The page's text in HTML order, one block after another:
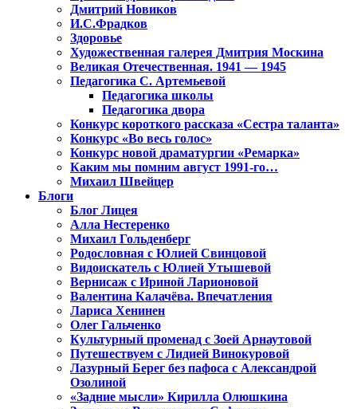
Дмитрий Новиков
И.С.Фрадков
Здоровье
Художественная галерея Дмитрия Москина
Великая Отечественная. 1941 — 1945
Педагогика С. Артемьевой
Педагогика школы
Педагогика двора
Конкурс короткого рассказа «Сестра таланта»
Конкурс «Во весь голос»
Конкурс новой драматургии «Ремарка»
Каким мы помним август 1991-го…
Михаил Швейцер
Блоги
Блог Лицея
Алла Нестеренко
Михаил Гольденберг
Родословная с Юлией Свинцовой
Видоискатель с Юлией Утышевой
Вернисаж с Ириной Ларионовой
Валентина Калачёва. Впечатления
Лариса Хенинен
Олег Гальченко
Культурный променад с Зоей Арнаутовой
Путешествуем с Лидией Винокуровой
Лазурный Берег без пафоса с Александрой
Озолиной
«Задние мысли» Кирилла Олюшкина